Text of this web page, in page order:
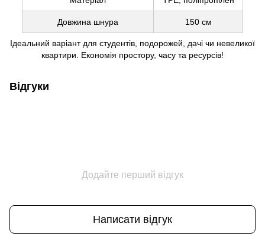
Довжина шнура 150 см
Ідеальний варіант для студентів, подорожей, дачі чи невеликої
квартири. Економія простору, часу та ресурсів!
Відгуки
Додайте перший відгук
Написати відгук